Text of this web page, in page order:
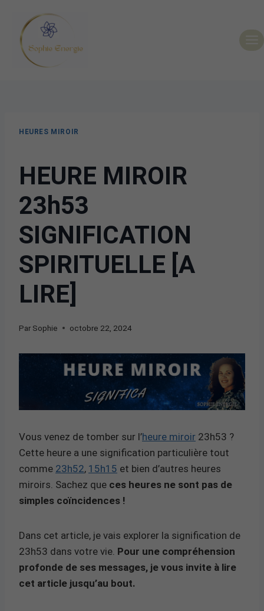
HEURES MIROIR
HEURE MIROIR
23h53
SIGNIFICATION
SPIRITUELLE [A
LIRE]
Par Sophie octobre 22, 2024
Vous venez de tomber sur l’heure miroir 23h53 ?
Cette heure a une signification particulière tout
comme 23h52, 15h15 et bien d’autres heures
miroirs. Sachez que ces heures ne sont pas de
simples coïncidences !
Dans cet article, je vais explorer la signification de
23h53 dans votre vie. Pour une compréhension
profonde de ses messages, je vous invite à lire
cet article jusqu’au bout.